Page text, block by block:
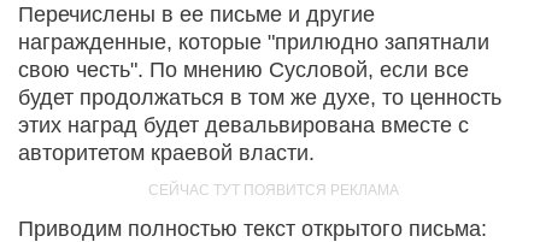
Перечислены в ее письме и другие
награжденные, которые "прилюдно запятнали
свою честь". По мнению Сусловой, если все
будет продолжаться в том же духе, то ценность
этих наград будет девальвирована вместе с
авторитетом краевой власти.
Приводим полностью текст открытого письма: